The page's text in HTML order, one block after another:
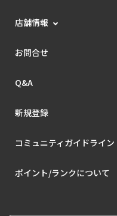
店舗情報
お問合せ
Q&A
新規登録
コミュニティガイドライン
ポイント/ランクについて